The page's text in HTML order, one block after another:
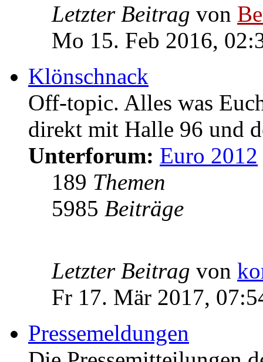
Letzter Beitrag von
Mo 15. Feb 2016,
Klönschnack
Off-topic. Alles was
direkt mit Halle 96 und
Unterforum: Euro 2012
189 Themen
5985 Beiträge
Letzter Beitrag von
Fr 17. Mär 2017,
Pressemeldungen